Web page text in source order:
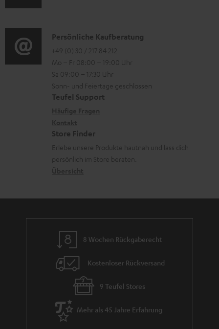
r
l
a
d
e
e
n
z
u
r
a
r
a
i
e
g
e
r
ä
t
ü
c
a
h
m
i
o
-
L
e
k
o
K
o
n
t
a
d
a
n
Persönliche Kaufberatung
+49 (0) 30 / 217 84 212
Mo – Fr 08:00 – 19:00 Uhr
Sa 09:00 – 17:30 Uhr
Sonn- und Feiertage geschlossen
Teufel Support
Store Finder
Erlebe unsere Produkte hautnah und lass dich
persönlich im Store beraten.
8 Wochen Rückgaberecht
Kostenloser Rückversand
9 Teufel Stores
Mehr als 45 Jahre Erfahrung